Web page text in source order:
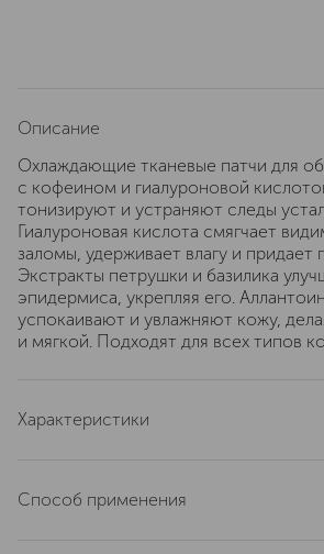
Описание
Охлаждающие тканевые патчи для
с кофеином и гиалуроновой
тонизируют и устраняют следы
Гиалуроновая кислота смягчает
заломы, удерживает влагу и придает
Экстракты петрушки и базилика
эпидермиса, укрепляя его.
успокаивают и увлажняют кожу,
и мягкой. Подходят для всех типов
Характеристики
вид патчей
Способ применения